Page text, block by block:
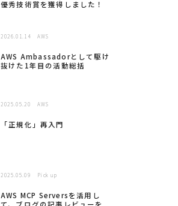
優秀技術賞を獲得しました！
2026.01.14 AWS
AWS Ambassadorとして駆け
抜けた1年目の活動総括
2025.05.20 AWS
「正規化」再入門
2025.05.09 Pick up
AWS MCP Serversを活用し
て、ブログの記事レビューを